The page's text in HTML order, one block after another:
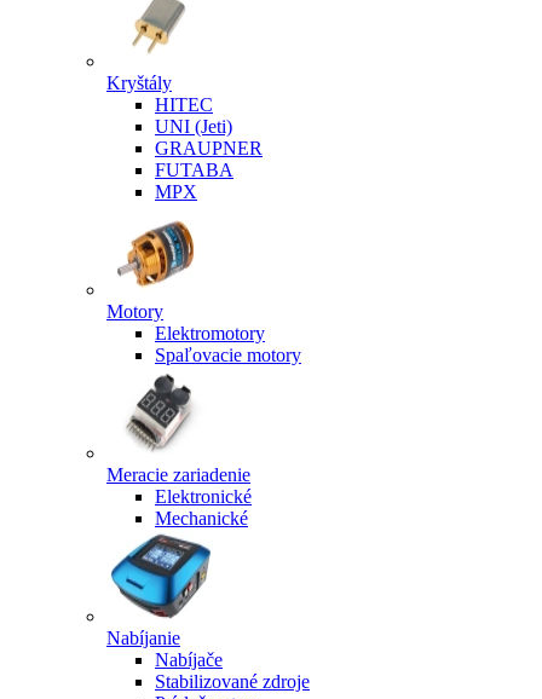
Kryštály
HITEC
UNI (Jeti)
GRAUPNER
FUTABA
MPX
Motory
Elektromotory
Spaľovacie motory
Meracie zariadenie
Elektronické
Mechanické
Nabíjanie
Nabíjače
Stabilizované zdroje